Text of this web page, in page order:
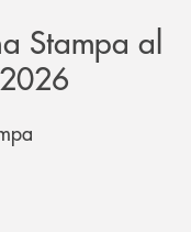
Stampa al